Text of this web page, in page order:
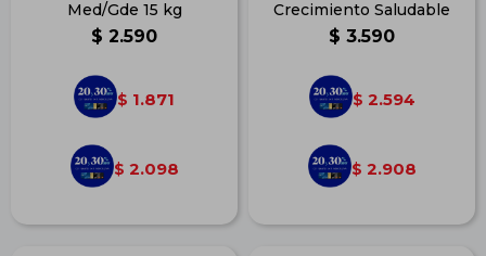
Med/Gde 15 kg
$ 2.590
$ 1.871
$ 2.098
Crecimiento Saludable
$ 3.590
$ 2.594
$ 2.908